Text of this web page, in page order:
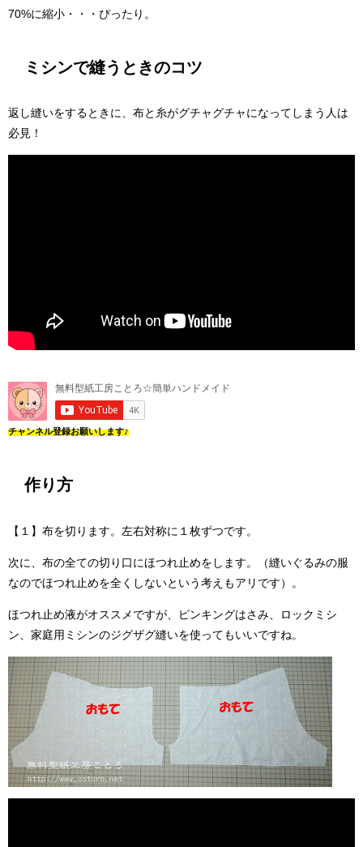
70%に縮小・・・ぴったり。
ミシンで縫うときのコツ
返し縫いをするときに、布と糸がグチャグチャになってしまう人は
必見！
チャンネル登録お願いします♪
作り方
【１】布を切ります。左右対称に１枚ずつです。
次に、布の全ての切り口にほつれ止めをします。（縫いぐるみの服
なのでほつれ止めを全くしないという考えもアリです）。
ほつれ止め液がオススメですが、ピンキングはさみ、ロックミシ
ン、家庭用ミシンのジグザグ縫いを使ってもいいですね。